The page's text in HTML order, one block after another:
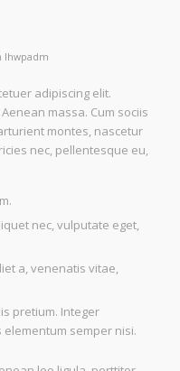
lhwpadm
adipiscing elit.
massa. Cum sociis
montes, nascetur
nec, pellentesque eu,
nec, vulputate eget,
a, venenatis vitae,
pretium. Integer
semper nisi.